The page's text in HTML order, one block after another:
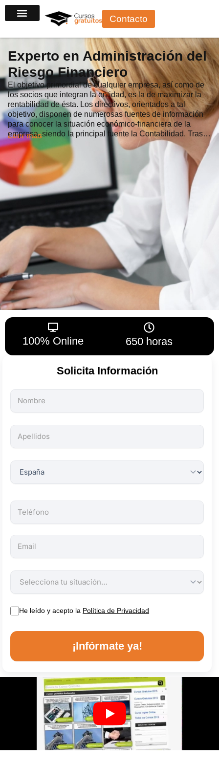
al
Contacto
Experto en Administración del
Riesgo Financiero
El objetivo primordial de cualquier empresa, así como de
los socios que integran la entidad, es la de maximizar la
rentabilidad de ésta. Los directivos, orientados a tal
objetivo, disponen de numerosas fuentes de información
para conocer la situación económico-financiera de la
empresa, siendo la principal fuente la Contabilidad. Tras…
Leer más
100% Online 650 horas
Solicita Información
Todos
los
son
obligatorios.
He leído y acepto la Política de Privacidad
¡Infórmate ya!